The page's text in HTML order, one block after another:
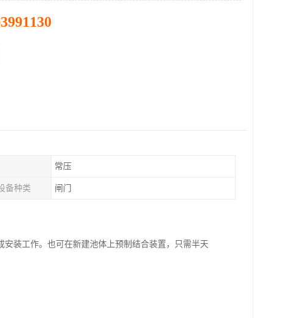
常压
备种类 闸门
装工作。也可在新建池体上预制结合装置，只需半天